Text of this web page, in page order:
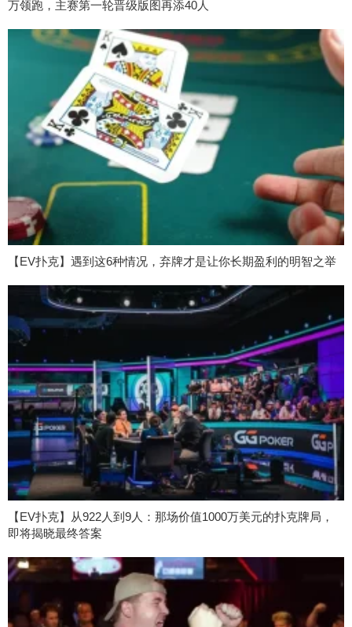
万领跑，主赛第一轮晋级版图再添40人
【EV扑克】遇到这6种情况，弃牌才是让你长期盈利的明智之举
【EV扑克】从922人到9人：那场价值1000万美元的扑克牌局，
即将揭晓最终答案